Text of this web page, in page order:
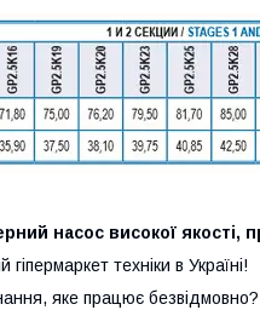
насос високої якості,
техніки в Україні!
яке працює